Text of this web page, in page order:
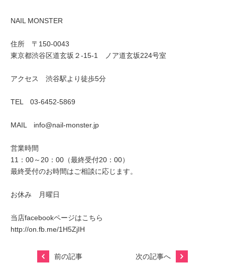
NAIL MONSTER
住所 〒150-0043
東京都渋谷区道玄坂２-15-1 ノア道玄坂224号室
アクセス 渋谷駅より徒歩5分
TEL 03-6452-5869
MAIL info@nail-monster.jp
営業時間
11：00～20：00（最終受付20：00）
最終受付のお時間はご相談に応じます。
お休み 月曜日
当店facebookページはこちら
http://on.fb.me/1H5ZjIH
前の記事 次の記事へ